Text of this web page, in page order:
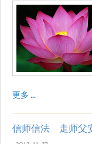
更多 ...
信师信法 走师父